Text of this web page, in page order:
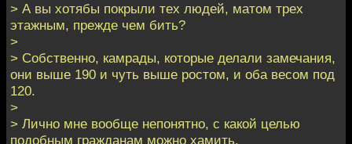
> А вы хотябы покрыли тех людей, матом трех
этажным, прежде чем бить?
>
> Собственно, камрады, которые делали замечания,
они выше 190 и чуть выше ростом, и оба весом под
120.
>
> Лично мне вообще непонятно, с какой целью
подобным гражданам можно хамить.